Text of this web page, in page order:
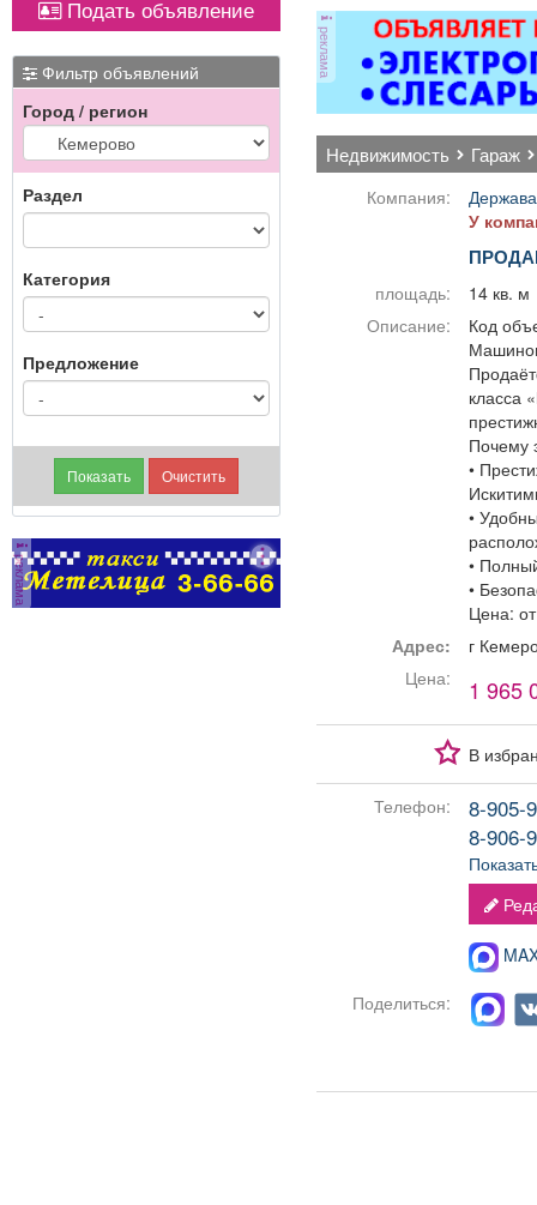
Вывоз мусора.
магнитол,
электроусилителей
руля,
многофункциональных
дисплеев, и многого
другого. Быстро,
качественно, недорого!
ремонта определяется
Вывоз мусора.
магнитол,
электроусилителей
руля,
многофункциональных
дисплеев, и многого
другого. Быстро,
качественно, недорого!
ремонта определяется
Подать объявление
Фильтр объявлений
Город / регион
Раздел
Категория
Предложение
реклама
реклама
недвижимость гараж
Компания:
У
площадь:
14 кв. м
Описание:
Код
класса
Почему
•
•
•
•
Цена:
Адрес:
г
Цена:
1 965
В
Телефон:
8-905-
8-906-
Поделиться: